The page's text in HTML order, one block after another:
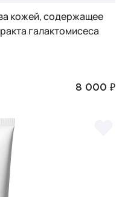
кожей, содержащее
галактомисеса
8 000 ₽